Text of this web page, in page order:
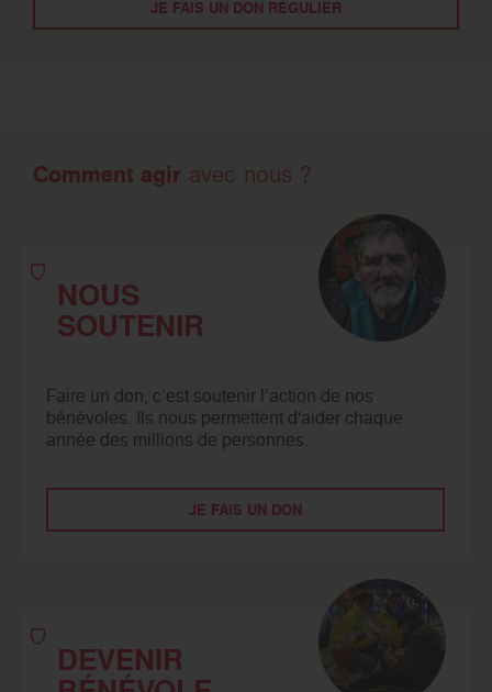
JE FAIS UN DON RÉGULIER
Comment agir avec nous ?
NOUS
SOUTENIR
Faire un don, c’est soutenir l’action de nos
bénévoles. Ils nous permettent d'aider chaque
année des millions de personnes.
JE FAIS UN DON
DEVENIR